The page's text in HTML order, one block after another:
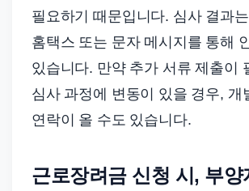
필요하기 때문입니다. 심사 결과
홈택스 또는 문자 메시지를 통해
있습니다. 만약 추가 서류 제출이
심사 과정에 변동이 있을 경우, 개
연락이 올 수도 있습니다.
근로장려금 신청 시, 부양